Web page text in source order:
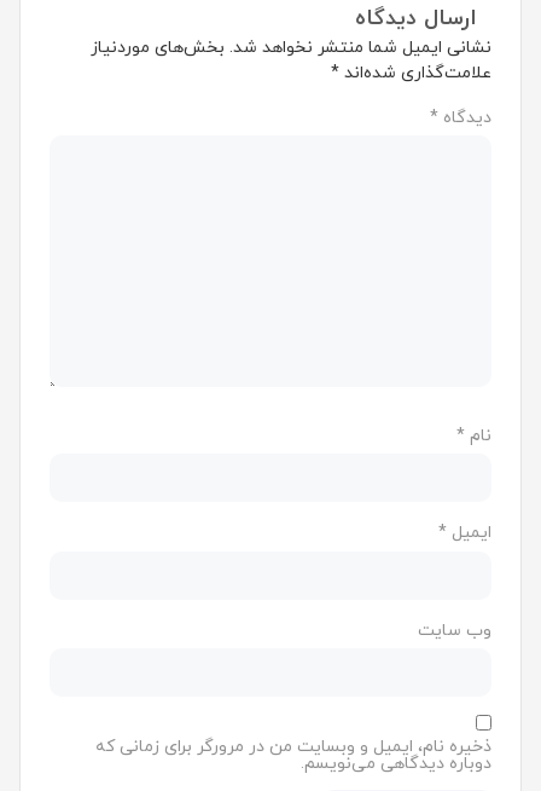
ارسال دیدگاه
نشانی ایمیل شما منتشر نخواهد شد. بخش‌های موردنیاز
علامت‌گذاری شده‌اند *
دیدگاه *
نام *
ایمیل *
وب‌ سایت
ذخیره نام، ایمیل و وبسایت من در مرورگر برای زمانی که
دوباره دیدگاهی می‌نویسم.